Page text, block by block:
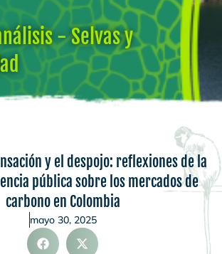
- Selvas y
y el despojo: reflexiones de la
pública sobre los mercados de
carbono en Colombia
mayo 30, 2025